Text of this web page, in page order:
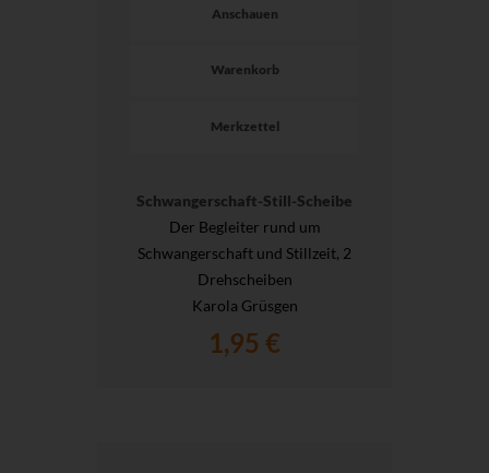
Anschauen
Warenkorb
Merkzettel
Schwangerschaft-Still-Scheibe
Der Begleiter rund um
Schwangerschaft und Stillzeit, 2
Drehscheiben
Karola Grüsgen
1,95 €